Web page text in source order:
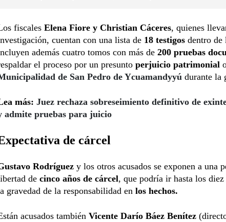
fiscales Elena Fiore y Christian Cáceres, quienes
cuentan con una lista de 18 testigos dentro de
además cuatro tomos con más de 200 pruebas
el proceso por un presunto perjuicio patrimonial
de San Pedro de Ycuamandyyú durante la
más: Juez rechaza sobreseimiento definitivo de
admite pruebas para juicio
de cárcel
Rodríguez y los otros acusados se exponen a una
de cinco años de cárcel, que podría ir hasta los
gravedad de la responsabilidad en los hechos.
acusados también Vicente Darío Báez Benítez